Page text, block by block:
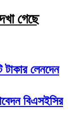
গেছে
লেনদেন
বিএসইসির